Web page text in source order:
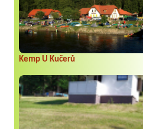
Kemp U Kučerů